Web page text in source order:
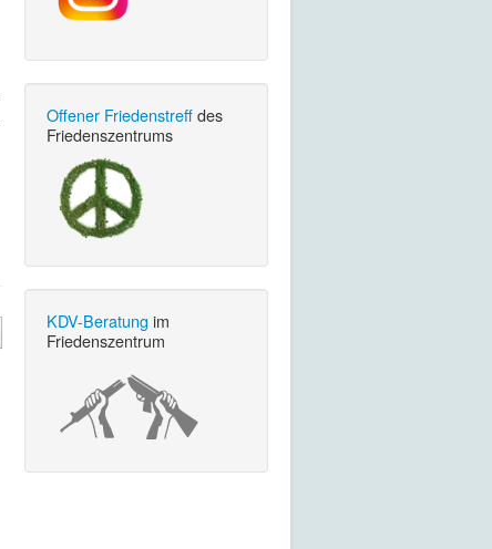
Offener Friedenstreffdes
Friedenszentrums
KDV-Beratung im
Friedenszentrum